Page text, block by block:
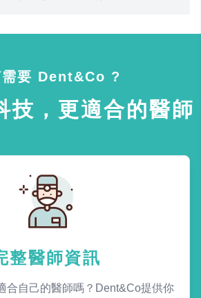
需要 Dent&Co ?
技，更適合的醫師
整醫師資訊
合自己的醫師嗎？Dent&Co提供你